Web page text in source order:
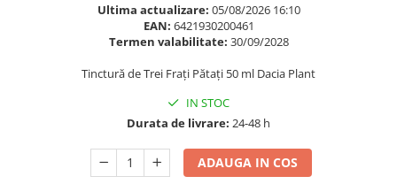
Supliment Magneziu
Supliment Vitamina B
Supliment Vitamina D3
Supliment Vitamina E
Ultima actualizare: 05/08/2026 16:10
EAN: 6421930200461
Termen valabilitate: 30/09/2028
Tinctură de Trei Frați Pătați 50 ml Dacia Plant
IN STOC
Durata de livrare: 24-48 h
ADAUGA IN COS